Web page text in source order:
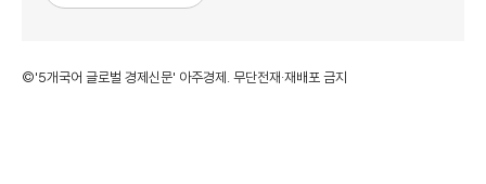
©'5개국어 글로벌 경제신문' 아주경제. 무단전재·재배포 금지